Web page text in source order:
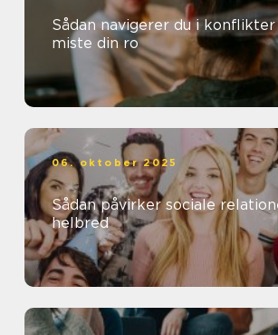
Sådan navigerer du i konflikter
miste din ro
06. oktober 2025
Sådan påvirker sociale
helbred